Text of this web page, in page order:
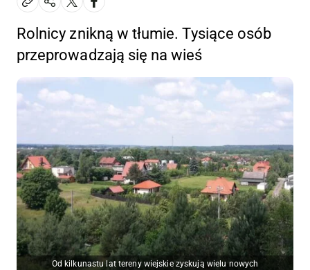
Rolnicy znikną w tłumie. Tysiące osób
przeprowadzają się na wieś
Od kilkunastu lat tereny wiejskie zyskują wielu nowych